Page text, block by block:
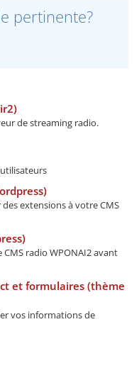
pertinente?
de streaming radio.
extensions à votre CMS
radio WPONAI2 avant
et formulaires (thème
vos informations de